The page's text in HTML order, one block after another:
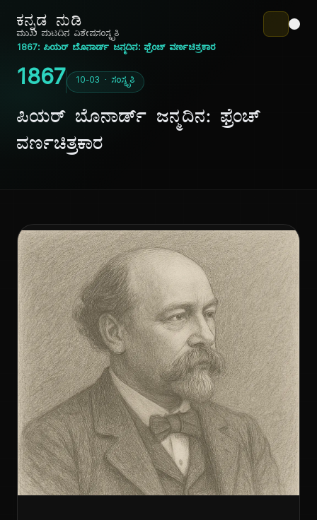
ಕನ್ನಡ ನುಡಿ
ಮುಖ ಪುಟದಿನ ವಿಶೇಷಸಂಸ್ಕೃತಿ
1867: ಪಿಯರ್ ಬೊನಾರ್ಡ್ ಜನ್ಮದಿನ: ಫ್ರೆಂಚ್ ವರ್ಣಚಿತ್ರಕಾರ
1867 10-03 · ಸಂಸ್ಕೃತಿ
ಪಿಯರ್ ಬೊನಾರ್ಡ್ ಜನ್ಮದಿನ: ಫ್ರೆಂಚ್
ವರ್ಣಚಿತ್ರಕಾರ